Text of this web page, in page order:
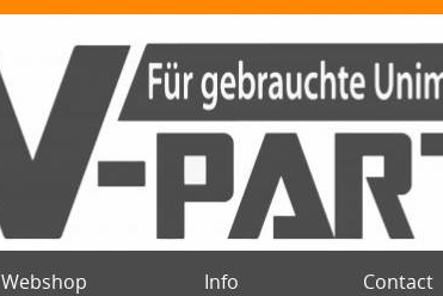
Webshop Info Contact